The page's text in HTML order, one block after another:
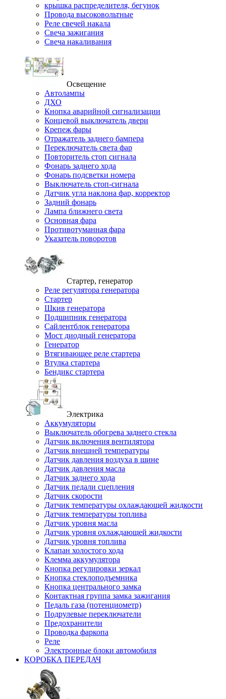
крышка распределителя, бегунок
Провода высоковольтные
Реле свечей накала
Свеча зажигания
Свеча накаливания
Освещение
Автолампы
ДХО
Кнопка аварийной сигнализации
Концевой выключатель двери
Крепеж фары
Отражатель заднего бампера
Переключатель света фар
Повторитель стоп сигнала
Фонарь заднего хода
Фонарь подсветки номера
Выключатель стоп-сигнала
Датчик угла наклона фар, корректор
Задний фонарь
Лампа ближнего света
Основная фара
Противотуманная фара
Указатель поворотов
Стартер, генератор
Реле регулятора генератора
Стартер
Шкив генератора
Подшипник генератора
Сайлентблок генератора
Мост диодный генератора
Генератор
Втягивающее реле стартера
Втулка стартера
Бендикс стартера
Электрика
Аккумуляторы
Выключатель обогрева заднего стекла
Датчик включения вентилятора
Датчик внешней температуры
Датчик давления воздуха в шине
Датчик давления масла
Датчик заднего хода
Датчик педали сцепления
Датчик скорости
Датчик температуры охлаждающей жидкости
Датчик температуры топлива
Датчик уровня масла
Датчик уровня охлаждающей жидкости
Датчик уровня топлива
Клапан холостого хода
Клемма аккумулятора
Кнопка регулировки зеркал
Кнопка стеклоподъемника
Кнопка центрального замка
Контактная группа замка зажигания
Педаль газа (потенциометр)
Подрулевые переключатели
Предохранители
Проводка фаркопа
Реле
Электронные блоки автомобиля
КОРОБКА ПЕРЕДАЧ